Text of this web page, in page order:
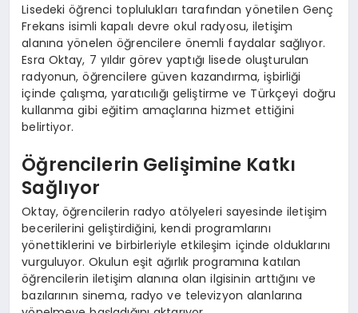
Lisedeki öğrenci toplulukları tarafından yönetilen Genç
Frekans isimli kapalı devre okul radyosu, iletişim
alanına yönelen öğrencilere önemli faydalar sağlıyor.
Esra Oktay, 7 yıldır görev yaptığı lisede oluşturulan
radyonun, öğrencilere güven kazandırma, işbirliği
içinde çalışma, yaratıcılığı geliştirme ve Türkçeyi doğru
kullanma gibi eğitim amaçlarına hizmet ettiğini
belirtiyor.
Öğrencilerin Gelişimine Katkı
Sağlıyor
Oktay, öğrencilerin radyo atölyeleri sayesinde iletişim
becerilerini geliştirdiğini, kendi programlarını
yönettiklerini ve birbirleriyle etkileşim içinde olduklarını
vurguluyor. Okulun eşit ağırlık programına katılan
öğrencilerin iletişim alanına olan ilgisinin arttığını ve
bazılarının sinema, radyo ve televizyon alanlarına